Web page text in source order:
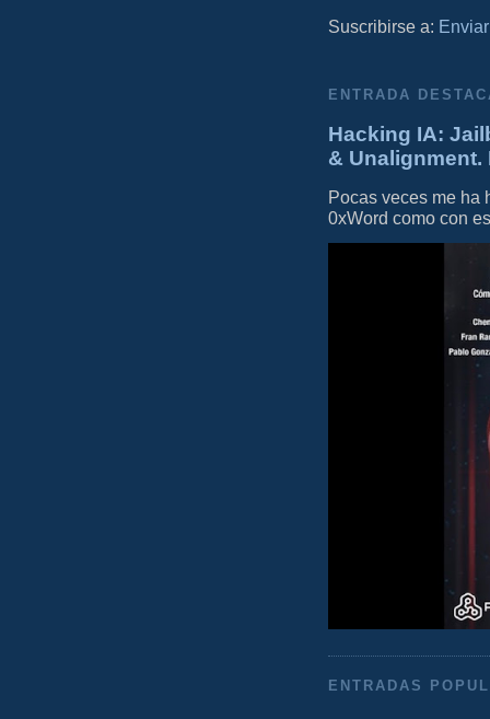
Suscribirse a:
ENTRADA
Hacking IA:
&
Pocas veces me ha
0xWord como con
ENTRADAS